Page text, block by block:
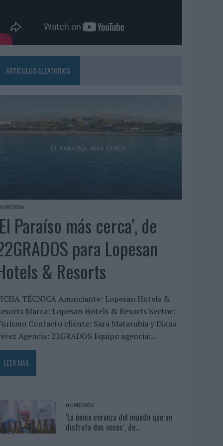
ARTÍCULOS ALEATORIOS
08/2026
Paraíso más cerca’, de
para Lopesan
& Resorts
TÉCNICA Anunciante: Lopesan Hotels &
Marca: Lopesan Hotels & Resorts Sector:
Contacto cliente: Sara Matarubia y Diana
Agencia: 22GRADOS Equipo agencia:...
LEER MÁS
04/08/2026
‘La única cerveza del mundo que se
disfruta dos veces’, de...